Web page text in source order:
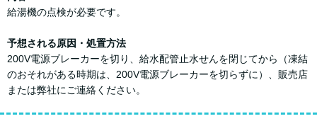
給湯機の点検が必要です。
予想される原因・処置方法
200V電源ブレーカーを切り、給水配管止水せんを閉じてから（凍結
のおそれがある時期は、200V電源ブレーカーを切らずに）、販売店
または弊社にご連絡ください。